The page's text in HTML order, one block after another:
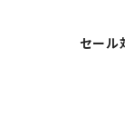
セール